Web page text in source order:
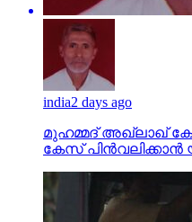
india2 days ago
മുഹമ്മദ് അഖ്‌ലാഖ്
കേസ് പിന്‍വലിക്കാന്‍